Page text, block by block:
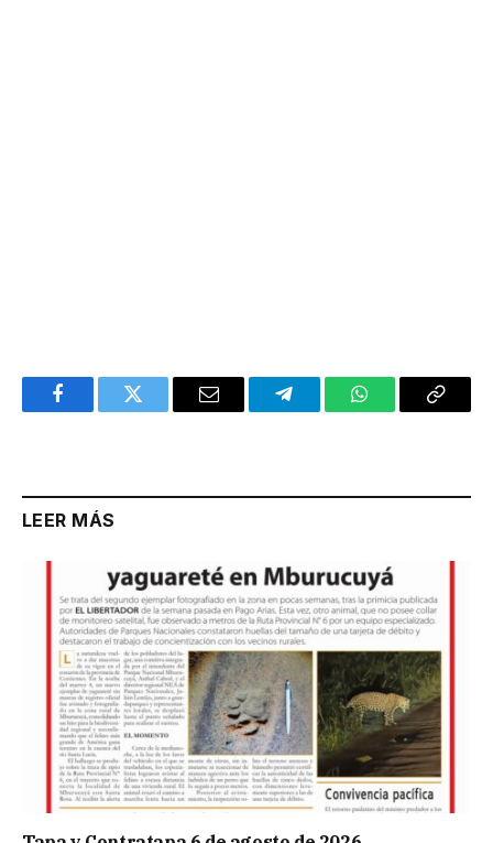
FacebookTwitter Email TelegramWhatsAppCopy
LEER MÁS